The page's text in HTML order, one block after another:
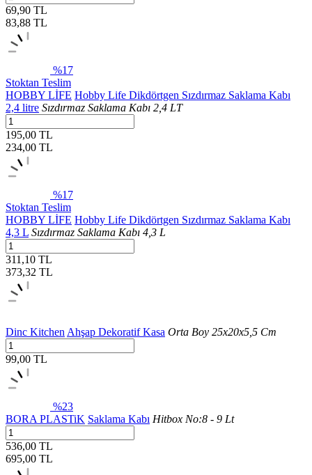
69,90 TL
83,88 TL
%17
Stoktan Teslim
HOBBY LİFE Hobby Life Dikdörtgen Sızdırmaz Saklama Kabı
2,4 litre Sızdırmaz Saklama Kabı 2,4 LT
195,00 TL
234,00 TL
%17
Stoktan Teslim
HOBBY LİFE Hobby Life Dikdörtgen Sızdırmaz Saklama Kabı
4,3 L Sızdırmaz Saklama Kabı 4,3 L
311,10 TL
373,32 TL
Dinc Kitchen Ahşap Dekoratif Kasa Orta Boy 25x20x5,5 Cm
99,00 TL
%23
BORA PLASTiK Saklama Kabı Hitbox No:8 - 9 Lt
536,00 TL
695,00 TL